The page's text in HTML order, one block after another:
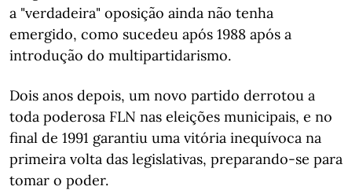
a "verdadeira" oposição ainda não tenha
emergido, como sucedeu após 1988 após a
introdução do multipartidarismo.
Dois anos depois, um novo partido derrotou a
toda poderosa FLN nas eleições municipais, e no
final de 1991 garantiu uma vitória inequívoca na
primeira volta das legislativas, preparando-se para
tomar o poder.